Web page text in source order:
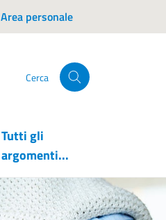
Area personale
Cerca
Tutti gli
argomenti...